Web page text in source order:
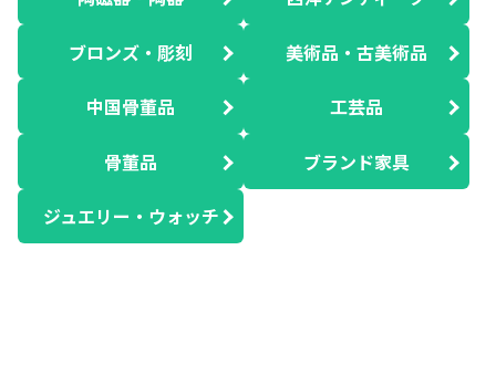
ブロンズ・彫刻 美術品・古美術品
中国骨董品 工芸品
骨董品 ブランド家具
ジュエリー・ウォッチ